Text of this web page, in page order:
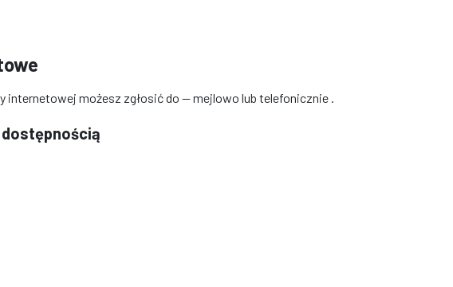
możesz zgłosić do — mejlowo lub telefonicznie .
dostępnością